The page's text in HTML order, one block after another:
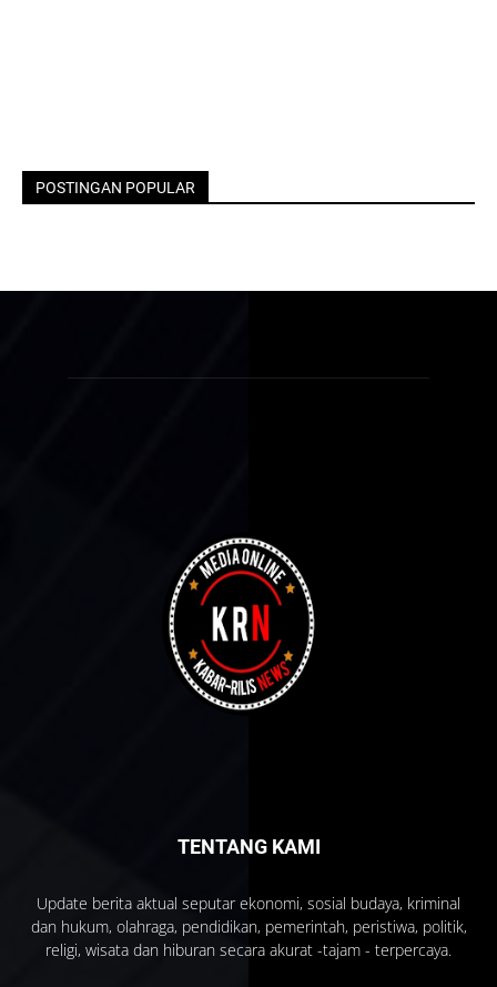
POSTINGAN POPULAR
TENTANG KAMI
Update berita aktual seputar ekonomi, sosial budaya, kriminal
dan hukum, olahraga, pendidikan, pemerintah, peristiwa, politik,
religi, wisata dan hiburan secara akurat -tajam - terpercaya.